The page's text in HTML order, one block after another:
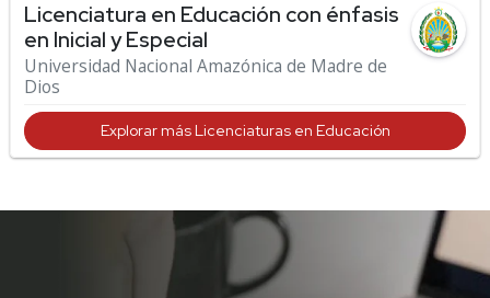
Licenciatura en Educación con énfasis
en Inicial y Especial
Universidad Nacional Amazónica de Madre de
Dios
Explorar más Licenciaturas en Educación